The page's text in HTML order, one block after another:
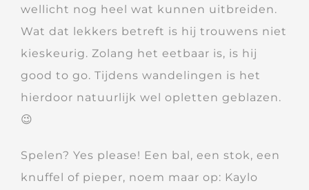
wellicht nog heel wat kunnen uitbreiden.
Wat dat lekkers betreft is hij trouwens niet
kieskeurig. Zolang het eetbaar is, is hij
good to go. Tijdens wandelingen is het
hierdoor natuurlijk wel opletten geblazen.
😉
Spelen? Yes please! Een bal, een stok, een
knuffel of pieper, noem maar op: Kaylo